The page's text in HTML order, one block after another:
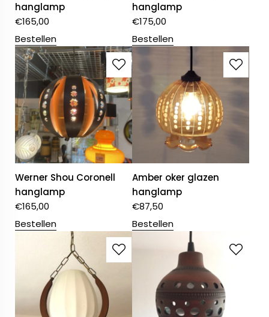
hanglamp
€165,00
Bestellen
hanglamp
€175,00
Bestellen
Werner Shou Coronell
hanglamp
€165,00
Bestellen
Amber oker glazen
hanglamp
€87,50
Bestellen